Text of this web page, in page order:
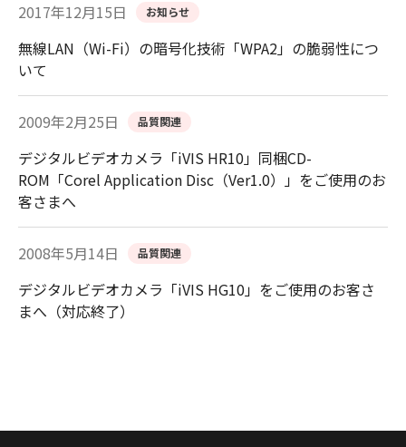
2017年12月15日 お知らせ
無線LAN（Wi-Fi）の暗号化技術「WPA2」の脆弱性につ
いて
2009年2月25日 品質関連
デジタルビデオカメラ「iVIS HR10」同梱CD-
ROM「Corel Application Disc（Ver1.0）」をご使用のお
客さまへ
2008年5月14日 品質関連
デジタルビデオカメラ「iVIS HG10」をご使用のお客さ
まへ（対応終了）